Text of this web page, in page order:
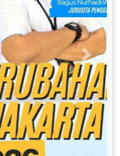
Next